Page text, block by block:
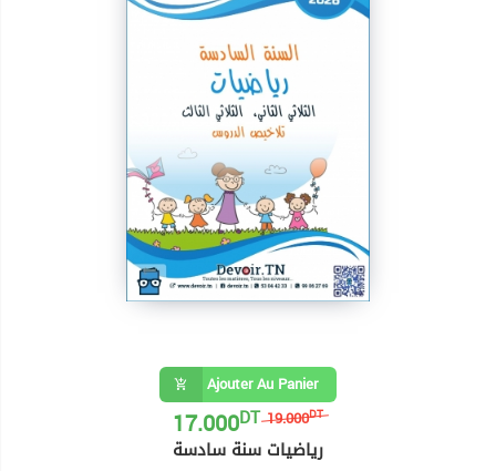
Ajouter Au Panier
19.000DT
17.000DT
رياضيات سنة سادسة